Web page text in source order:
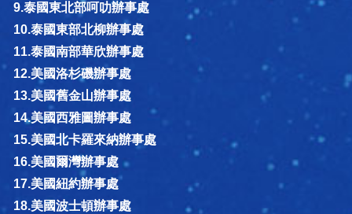
9.泰國東北部呵叻辦事處
10.泰國東部北柳辦事處
11.泰國南部華欣辦事處
12.美國洛杉磯辦事處
13.美國舊金山辦事處
14.美國西雅圖辦事處
15.美國北卡羅來納辦事處
16.美國爾灣辦事處
17.美國紐約辦事處
18.美國波士頓辦事處